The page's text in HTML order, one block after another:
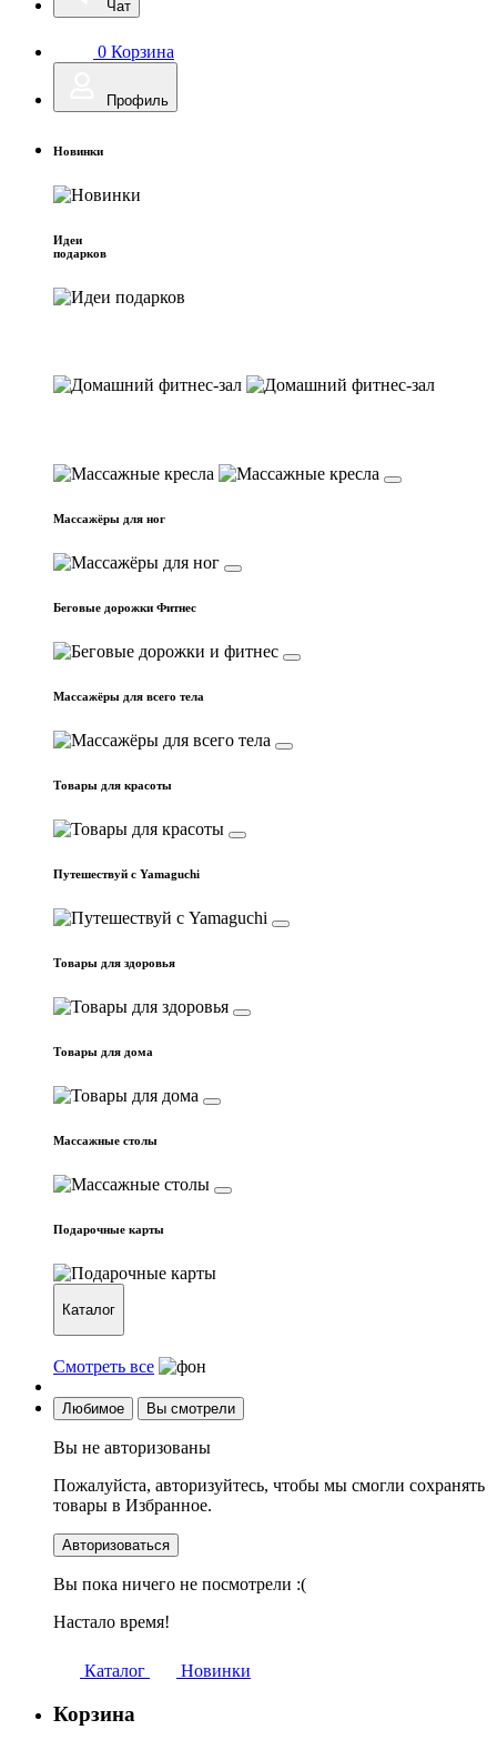
Чат
0 Корзина
Профиль
Новинки
Идеи
подарков
Массажёры для ног
Беговые дорожки Фитнес
Массажёры для всего тела
Товары для красоты
Путешествуй с Yamaguchi
Товары для здоровья
Товары для дома
Массажные столы
Подарочные карты
Каталог
Смотреть все
Любимое Вы смотрели
Вы не авторизованы
Пожалуйста, авторизуйтесь, чтобы мы смогли сохранять
товары в Избранное.
Авторизоваться
Вы пока ничего не посмотрели :(
Настало время!
Каталог Новинки
Корзина